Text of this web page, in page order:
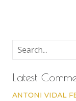
Latest
ANTONI VIDAL